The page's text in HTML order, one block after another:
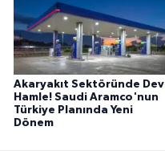
Akaryakıt Sektöründe Dev
Hamle! Saudi Aramco'nun
Türkiye Planında Yeni
Dönem